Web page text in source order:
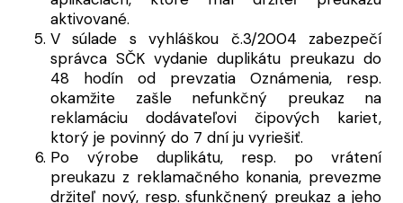
aktivované.
V súlade s vyhláškou č.3/2004 zabezpečí
správca SČK vydanie duplikátu preukazu do
48 hodín od prevzatia Oznámenia, resp.
okamžite zašle nefunkčný preukaz na
reklamáciu dodávateľovi čipových kariet,
ktorý je povinný do 7 dní ju vyriešiť.
Po výrobe duplikátu, resp. po vrátení
preukazu z reklamačného konania, prevezme
držiteľ nový, resp. sfunkčnený preukaz a jeho